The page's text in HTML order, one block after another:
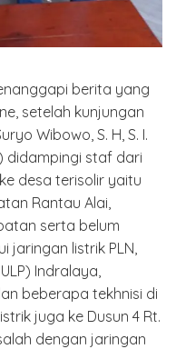
berita yang
setelah kunjungan
Wibowo, S. H, S. I.
didampingi staf dari
desa terisolir yaitu
Rantau Alai,
serta belum
jaringan listrik PLN,
Indralaya,
beberapa tekhnisi di
juga ke Dusun 4 Rt.
dengan jaringan